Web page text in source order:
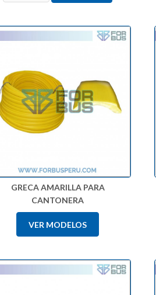
GRECA AMARILLA PARA
CANTONERA
VER MODELOS